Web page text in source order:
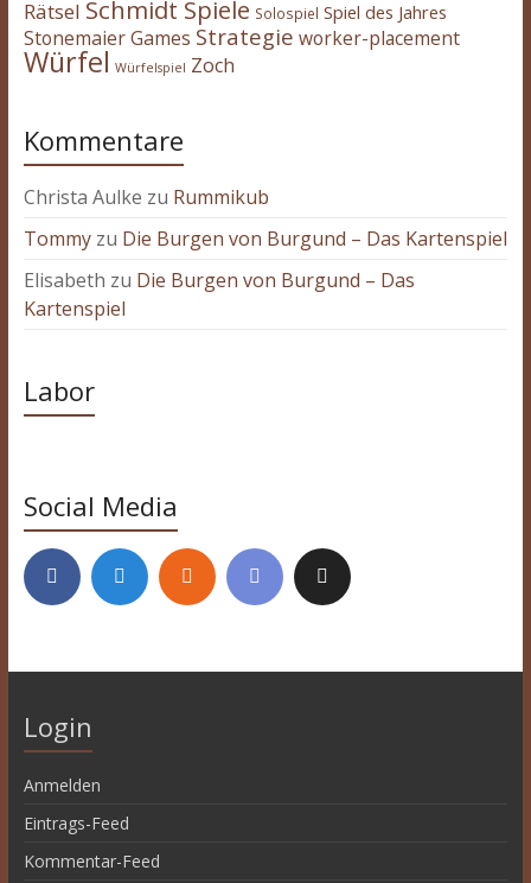
Rätsel Schmidt Spiele Solospiel Spiel des Jahres
Stonemaier Games Strategie worker-placement
Würfel Würfelspiel Zoch
Kommentare
Christa Aulke zu Rummikub
Tommyzu Die Burgen von Burgund – Das Kartenspiel
Elisabeth zu Die Burgen von Burgund – Das
Kartenspiel
Labor
Social Media
Login
Anmelden
Eintrags-Feed
Kommentar-Feed